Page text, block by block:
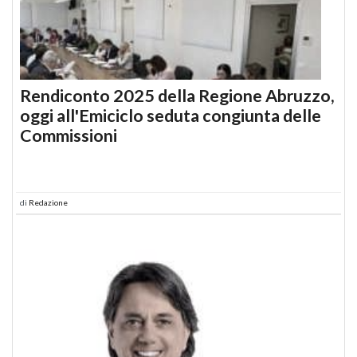
Rendiconto 2025 della Regione Abruzzo,
oggi all'Emiciclo seduta congiunta delle
Commissioni
di Redazione